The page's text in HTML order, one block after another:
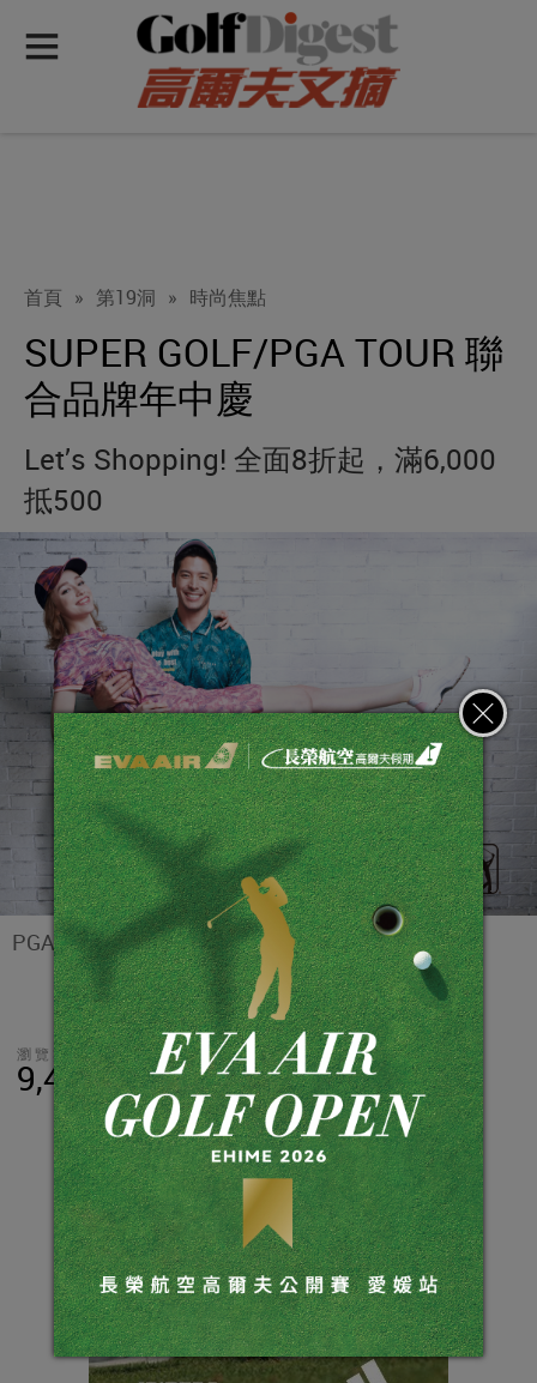
首頁 » 第19洞 » 時尚焦點
SUPER GOLF/PGA TOUR 聯
合品牌年中慶
Let’s Shopping! 全面8折起，滿6,000
抵500
PGA TOUR 新系列《Vintage beach》
瀏覽數
9,440 分享 LINE